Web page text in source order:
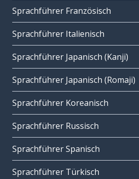
Sprachführer Französisch
Sprachführer Italienisch
Sprachführer Japanisch (Kanji)
Sprachführer Japanisch (Romaji)
Sprachführer Koreanisch
Sprachführer Russisch
Sprachführer Spanisch
Sprachführer Türkisch